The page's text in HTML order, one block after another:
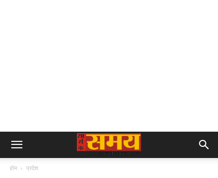
होम प्रदेश